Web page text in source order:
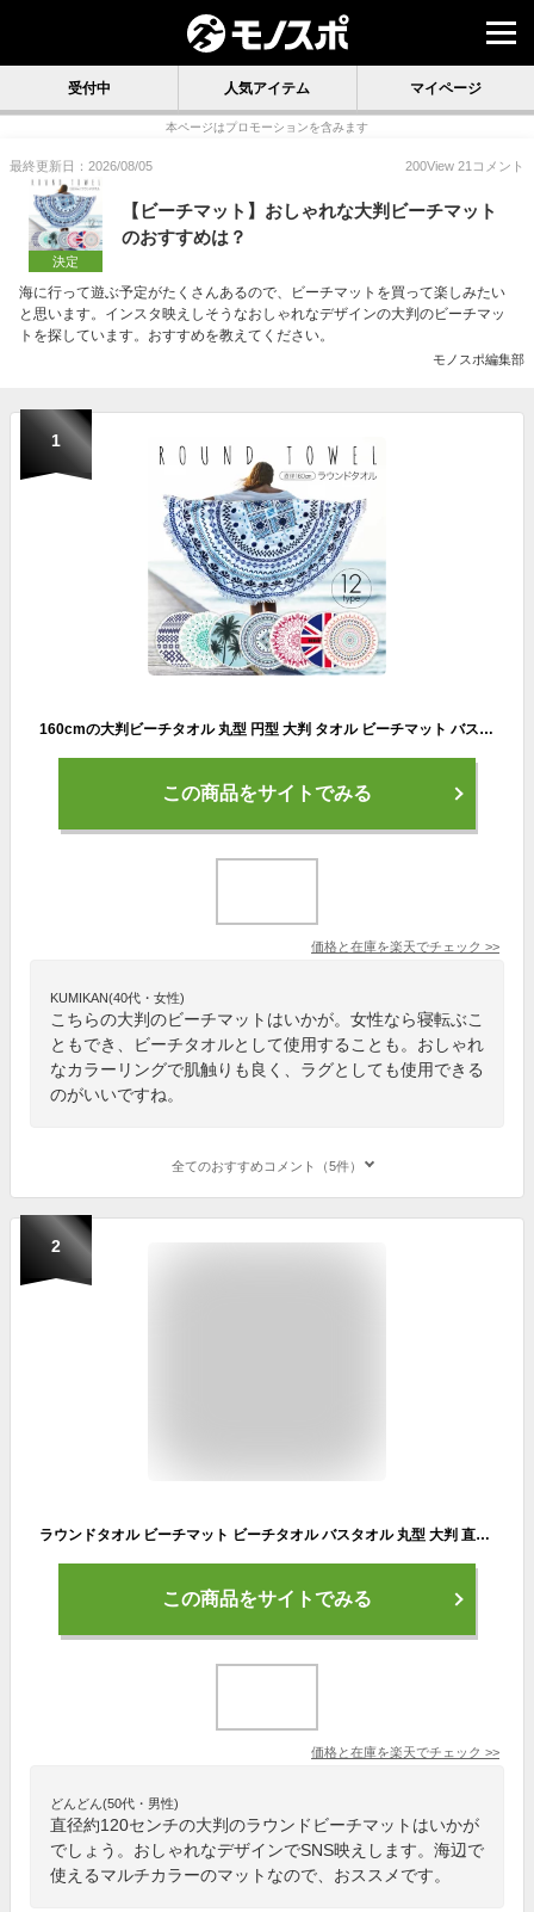
受付中 人気アイテム マイページ
本ページはプロモーションを含みます
最終更新日：2026/08/05 200View 21 コメント
決定
【ビーチマット】おしゃれな大判ビーチマット
のおすすめは？
海に行って遊ぶ予定がたくさんあるので、ビーチマットを買って楽しみたい
と思います。インスタ映えしそうなおしゃれなデザインの大判のビーチマッ
トを探しています。おすすめを教えてください。
モノスポ編集部
1
160cmの大判ビーチタオル 丸型 円型 大判 タオル ビーチマット バスタオル ソファ ブランケット ラグ マルチカバー 160cm 丸い おしゃれ round-t01
この商品をサイトでみる
価格と在庫を楽天でチェック >>
KUMIKAN(40代・女性)
こちらの大判のビーチマットはいかが。女性なら寝転ぶこ
ともでき、ビーチタオルとして使用することも。おしゃれ
なカラーリングで肌触りも良く、ラグとしても使用できる
のがいいですね。
全てのおすすめコメント（5件）
2
ラウンドタオル ビーチマット ビーチタオル バスタオル 丸型 大判 直径約120cm 全3種類 白 緑 ピンク マルチカラー
この商品をサイトでみる
価格と在庫を楽天でチェック >>
どんどん(50代・男性)
直径約120センチの大判のラウンドビーチマットはいかが
でしょう。おしゃれなデザインでSNS映えします。海辺で
使えるマルチカラーのマットなので、おススメです。